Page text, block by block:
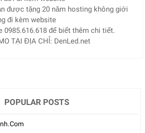
được tặng 20 năm hosting không giới
đi kèm website
0985.616.618 để biết thêm chi tiết.
TẠI ĐỊA CHỈ: DenLed.net
POPULAR POSTS